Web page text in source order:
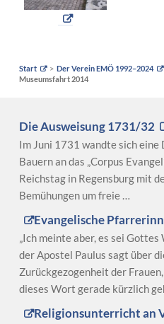
Start Der Verein EMÖ 1992–2024
Museumsfahrt 2014
Die Ausweisung 1731/32
Im Juni 1731 wandte sich eine
Bauern an das „Corpus
Reichstag in Regensburg mit
Bemühungen um freie …
Evangelische
„Ich meinte aber, es sei Gottes
der Apostel Paulus sagt über
Zurückgezogenheit der
dieses Wort gerade kürzlich
Religionsunterricht an